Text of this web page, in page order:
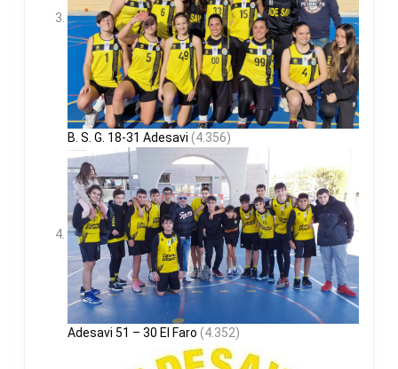
B. S. G. 18-31 Adesavi (4.356)
Adesavi 51 – 30 El Faro (4.352)